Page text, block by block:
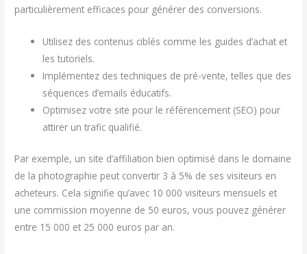
particulièrement efficaces pour générer des conversions.
Utilisez des contenus ciblés comme les guides d’achat et
les tutoriels.
Implémentez des techniques de pré-vente, telles que des
séquences d’emails éducatifs.
Optimisez votre site pour le référencement (SEO) pour
attirer un trafic qualifié.
Par exemple, un site d’affiliation bien optimisé dans le domaine
de la photographie peut convertir 3 à 5% de ses visiteurs en
acheteurs. Cela signifie qu’avec 10 000 visiteurs mensuels et
une commission moyenne de 50 euros, vous pouvez générer
entre 15 000 et 25 000 euros par an.